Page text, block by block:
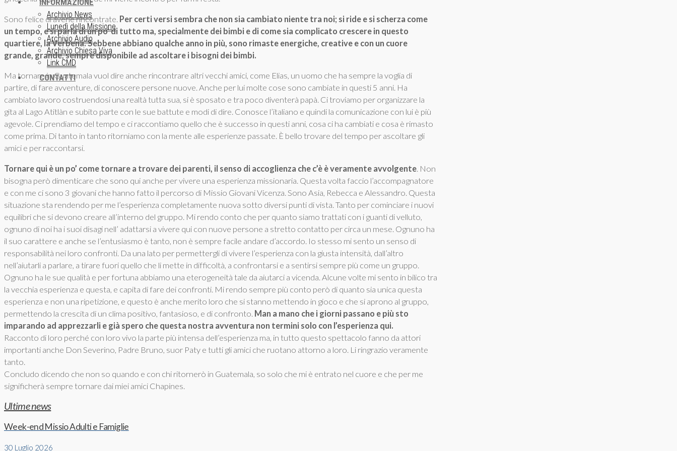
INFORMAZIONE
Archivio News
Lunedì della Missione
Archivio Audio
Archivio Chiesa Viva
Link CMD
CONTATTI
Sono felice di averle rincontrate. Per certi versi sembra che non sia cambiato niente tra noi; si ride e si scherza come
un tempo, e si parla di un po’ di tutto ma, specialmente dei bimbi e di come sia complicato crescere in questo
quartiere, la Verbena. Sebbene abbiano qualche anno in più, sono rimaste energiche, creative e con un cuore
grande, grande, sempre disponibile ad ascoltare i bisogni dei bimbi.
Ma tornare in Guatemala vuol dire anche rincontrare altri vecchi amici, come Elias, un uomo che ha sempre la voglia di
partire, di fare avventure, di conoscere persone nuove. Anche per lui molte cose sono cambiate in questi 5 anni. Ha
cambiato lavoro costruendosi una realtà tutta sua, si è sposato e tra poco diventerà papà. Ci troviamo per organizzare la
gita al Lago Atitlàn e subito parte con le sue battute e modi di dire. Conosce l’italiano e quindi la comunicazione con lui è più
agevole. Ci prendiamo del tempo e ci raccontiamo quello che è successo in questi anni, cosa ci ha cambiati e cosa è rimasto
come prima. Di tanto in tanto ritorniamo con la mente alle esperienze passate. È bello trovare del tempo per ascoltare gli
amici e per raccontarsi.
Tornare qui è un po’ come tornare a trovare dei parenti, il senso di accoglienza che c’è è veramente avvolgente. Non
bisogna però dimenticare che sono qui anche per vivere una esperienza missionaria. Questa volta faccio l’accompagnatore
e con me ci sono 3 giovani che hanno fatto il percorso di Missio Giovani Vicenza. Sono Asia, Rebecca e Alessandro. Questa
situazione sta rendendo per me l’esperienza completamente nuova sotto diversi punti di vista. Tanto per cominciare i nuovi
equilibri che si devono creare all’interno del gruppo. Mi rendo conto che per quanto siamo trattati con i guanti di velluto,
ognuno di noi ha i suoi disagi nell’ adattarsi a vivere qui con nuove persone a stretto contatto per circa un mese. Ognuno ha
il suo carattere e anche se l’entusiasmo è tanto, non è sempre facile andare d’accordo. Io stesso mi sento un senso di
responsabilità nei loro confronti. Da una lato per permettergli di vivere l’esperienza con la giusta intensità, dall’altro
nell’aiutarli a parlare, a tirare fuori quello che li mette in difficoltà, a confrontarsi e a sentirsi sempre più come un gruppo.
Ognuno ha le sue qualità e per fortuna abbiamo una eterogeneità tale da aiutarci a vicenda. Alcune volte mi sento in bilico tra
la vecchia esperienza e questa, e capita di fare dei confronti. Mi rendo sempre più conto però di quanto sia unica questa
esperienza e non una ripetizione, e questo è anche merito loro che si stanno mettendo in gioco e che si aprono al gruppo,
permettendo la crescita di un clima positivo, fantasioso, e di confronto. Man a mano che i giorni passano e più sto
imparando ad apprezzarli e già spero che questa nostra avventura non termini solo con l’esperienza qui.
Racconto di loro perché con loro vivo la parte più intensa dell’esperienza ma, in tutto questo spettacolo fanno da attori
importanti anche Don Severino, Padre Bruno, suor Paty e tutti gli amici che ruotano attorno a loro. Li ringrazio veramente
tanto.
Concludo dicendo che non so quando e con chi ritornerò in Guatemala, so solo che mi è entrato nel cuore e che per me
significherà sempre tornare dai miei amici Chapines.
Ultime news
Week-end Missio Adulti e Famiglie
30 Luglio 2026